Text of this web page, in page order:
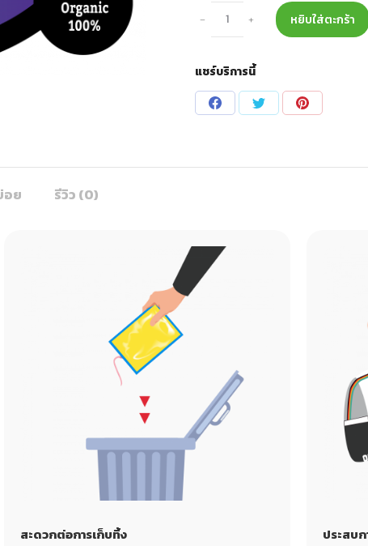
จำนวน
บริการ
หนู
ด้วย
หนู
หยิบใส่ตะกร้า
แชร์บริการนี้
Share
Facebook
Share
Twitter
Share
Pinterest
อย รีวิว (0)
สะดวกต่อการเก็บทิ้ง ประสบ